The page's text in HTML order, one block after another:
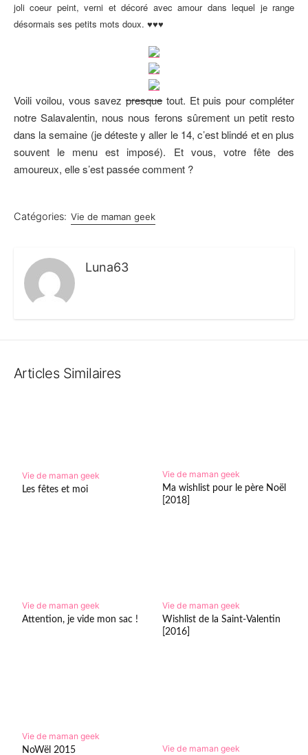
joli coeur peint, verni et décoré avec amour dans lequel je range
désormais ses petits mots doux. ♥♥♥
Voili voilou, vous savezpresquetout. Et puis pour compléter
notre Salavalentin, nous nous ferons sûrement un petit resto
dans la semaine (je déteste y aller le 14, c’est blindé et en plus
souvent le menu est imposé). Et vous, votre fête des
amoureux, elle s’est passée comment ?
Catégories: Vie de maman geek
Luna63
Articles Similaires
Vie de maman geek
Les fêtes et moi
Vie de maman geek
Ma wishlist pour le père Noël
[2018]
Vie de maman geek
Attention, je vide mon sac !
Vie de maman geek
Wishlist de la Saint-Valentin
[2016]
Vie de maman geek
NoWël 2015
Vie de maman geek